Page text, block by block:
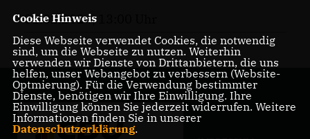
01.02.2024, 13:00 Uhr
Cookie Hinweis
Diese Webseite verwendet Cookies, die notwendig
sind, um die Webseite zu nutzen. Weiterhin
verwenden wir Dienste von Drittanbietern, die uns
helfen, unser Webangebot zu verbessern (Website-
Optmierung). Für die Verwendung bestimmter
Dienste, benötigen wir Ihre Einwilligung. Ihre
Einwilligung können Sie jederzeit widerrufen. Weitere
Informationen finden Sie in unserer
Datenschutzerklärung.